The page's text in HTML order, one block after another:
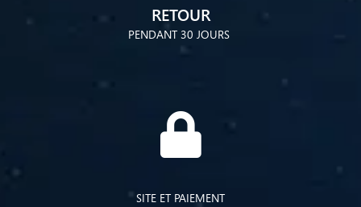
RETOUR
PENDANT 30 JOURS
SITE ET PAIEMENT